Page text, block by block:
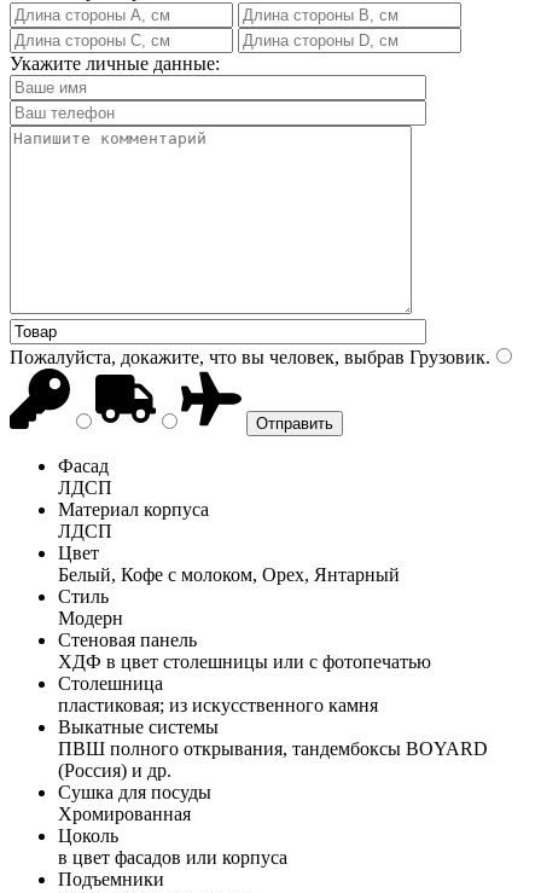
Укажите личные данные:
Пожалуйста, докажите, что вы человек, выбрав Грузовик.
Фасад
ЛДСП
Материал корпуса
ЛДСП
Цвет
Белый, Кофе с молоком, Орех, Янтарный
Стиль
Модерн
Стеновая панель
ХДФ в цвет столешницы или с фотопечатью
Столешница
пластиковая; из искусственного камня
Выкатные системы
ПВШ полного открывания, тандембоксы BOYARD
(Россия) и др.
Сушка для посуды
Хромированная
Цоколь
в цвет фасадов или корпуса
Подъемники